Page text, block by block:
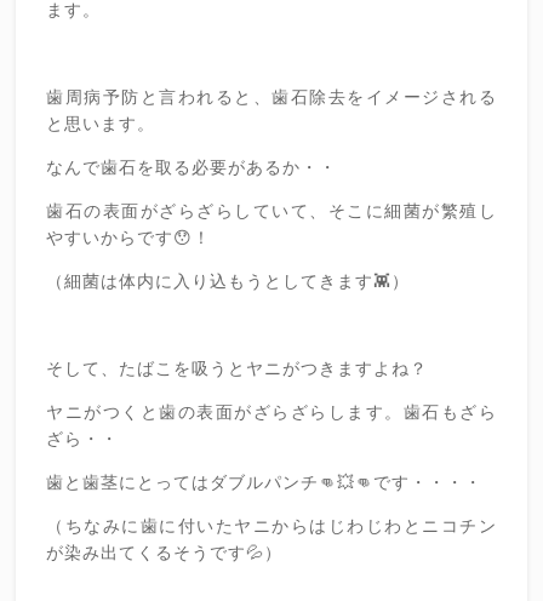
ます。
歯周病予防と言われると、歯石除去をイメージされる
と思います。
なんで歯石を取る必要があるか・・
歯石の表面がざらざらしていて、そこに細菌が繁殖し
やすいからです😯！
（細菌は体内に入り込もうとしてきます👾）
そして、たばこを吸うとヤニがつきますよね？
ヤニがつくと歯の表面がざらざらします。歯石もざら
ざら・・
歯と歯茎にとってはダブルパンチ👊💥👊です・・・・
（ちなみに歯に付いたヤニからはじわじわとニコチン
が染み出てくるそうです💦）